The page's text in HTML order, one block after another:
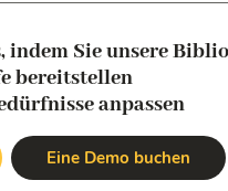
indem Sie unsere
bereitstellen
anpassen
Eine Demo buchen